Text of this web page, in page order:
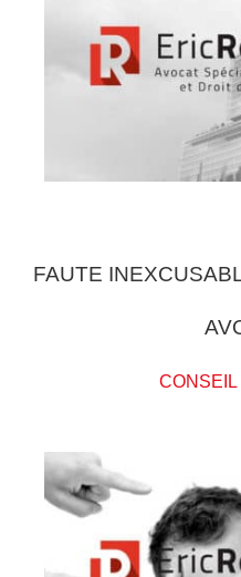
FAUTE
CONSEIL